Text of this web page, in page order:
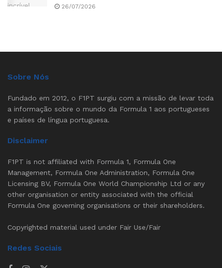
26/07/2026
Sobre Nós
Fundado em 2012, o F1PT surgiu com a missão de levar toda
a informação sobre o mundo da Formula 1 aos portugueses
e países de língua portuguesa.
Disclaimer
F1PT is not affiliated with Formula 1, Formula One
Management, Formula One Administration, Formula One
Licensing BV, Formula One World Championship Ltd or any
other organisation or entity associated with the official
Formula One governing organisations or their shareholders.
Copyrighted material used under Fair Use/Fair
Redes Sociais